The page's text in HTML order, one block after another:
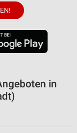
in
oder
von